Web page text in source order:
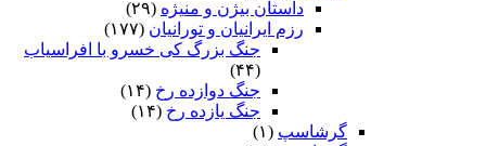
داستان بیژن و منیژه (۲۹)
رزم ایرانیان و تورانیان (۱۷۷)
جنگ بزرگ کی خسرو با افراسیاب
(۴۴)
جنگ دوازده رخ (۱۴)
جنگ یازده رخ (۱۴)
گرشاسپ (۱)